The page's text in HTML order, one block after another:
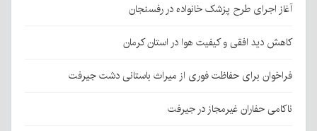
آغاز اجرای طرح پزشک خانواده در رفسنجان
کاهش دید افقی و کیفیت هوا در استان کرمان
فراخوان برای حفاظت فوری از میراث باستانی دشت جیرفت
ناکامی حفاران غیرمجاز در جیرفت